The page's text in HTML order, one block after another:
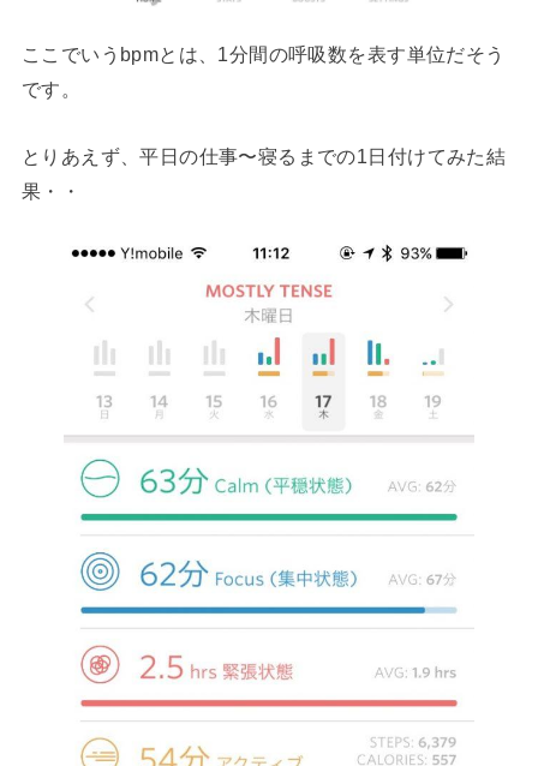
ここでいうbpmとは、1分間の呼吸数を表す単位だそう
です。
とりあえず、平日の仕事〜寝るまでの1日付けてみた結
果・・